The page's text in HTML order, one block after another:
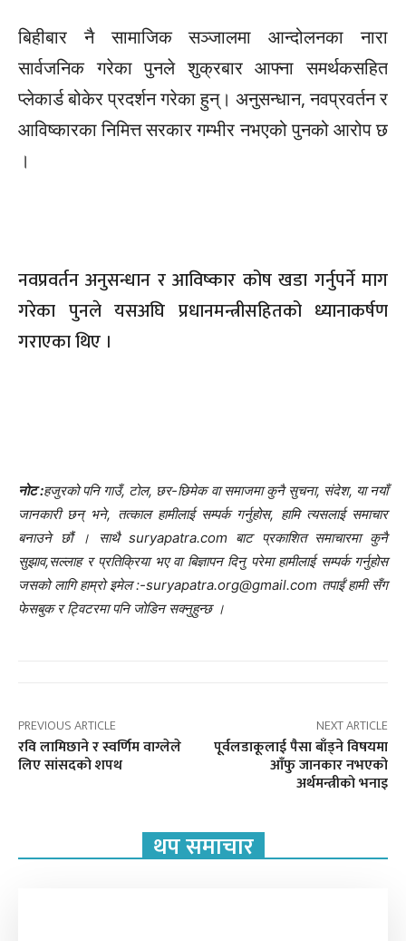
बिहीबार नै सामाजिक सञ्जालमा आन्दोलनका नारा
सार्वजनिक गरेका पुनले शुक्रबार आफ्ना समर्थकसहित
प्लेकार्ड बोकेर प्रदर्शन गरेका हुन्। अनुसन्धान, नवप्रवर्तन र
आविष्कारका निमित्त सरकार गम्भीर नभएको पुनको आरोप छ
।
नवप्रवर्तन अनुसन्धान र आविष्कार कोष खडा गर्नुपर्ने माग
गरेका पुनले यसअघि प्रधानमन्त्रीसहितको ध्यानाकर्षण
गराएका थिए ।
नोट :हजुरको पनि गाउँ, टोल, छर-छिमेक वा समाजमा कुनै सुचना, संदेश, या नयाँ
जानकारी छन् भने, तत्काल हामीलाई सम्पर्क गर्नुहोस, हामि त्यसलाई समाचार
बनाउने छौं । साथै suryapatra.com बाट प्रकाशित समाचारमा कुनै
सुझाव,सल्लाह र प्रतिक्रिया भए वा बिज्ञापन दिनु परेमा हामीलाई सम्पर्क गर्नुहोस
जसको लागि हाम्रो इमेल :-suryapatra.org@gmail.com तपाईं हामी सँग
फेसबुक र ट्विटरमा पनि जोडिन सक्नुहुन्छ ।
PREVIOUS ARTICLE
रवि लामिछाने र स्वर्णिम वाग्लेले
लिए सांसदको शपथ
NEXT ARTICLE
पूर्वलडाकूलाई पैसा बाँड्ने विषयमा
आँफु जानकार नभएको
अर्थमन्त्रीको भनाइ
थप समाचार